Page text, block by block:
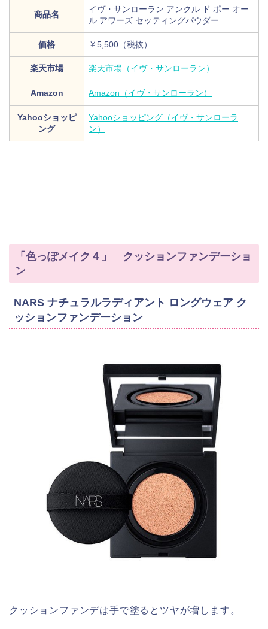
商品名
イヴ・サンローラン アンクル ド ポー オー
ル アワーズ セッティングパウダー
価格 ￥5,500（税抜）
楽天市場 楽天市場（イヴ・サンローラン）
Amazon Amazon（イヴ・サンローラン）
Yahooショッピ
ング
Yahooショッピング（イヴ・サンローラ
ン）
「色っぽメイク４」 クッションファンデーショ
ン
NARS ナチュラルラディアント ロングウェア ク
ッションファンデーション
クッションファンデは手で塗るとツヤが増します。